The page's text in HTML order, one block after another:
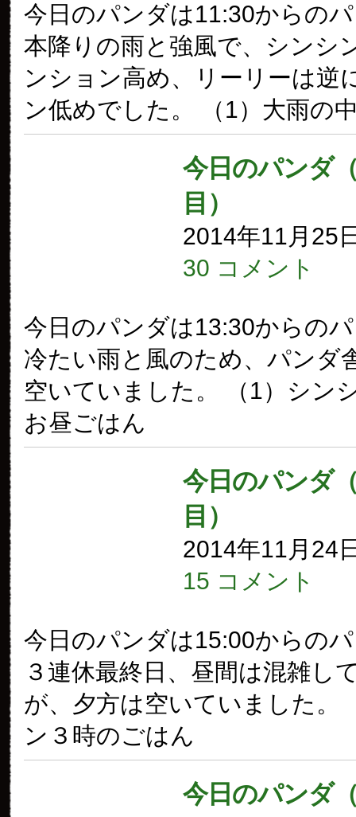
今日のパンダは11:30からの
本降りの雨と強風で、シンシ
ンション高め、リーリーは逆
ン低めでした。 （1）大雨の
今日のパンダ
目）
2014年11月25
30 コメント
今日のパンダは13:30からの
冷たい雨と風のため、パンダ
空いていました。 （1）シン
お昼ごはん
今日のパンダ
目）
2014年11月24
15 コメント
今日のパンダは15:00からの
３連休最終日、昼間は混雑し
が、夕方は空いていました。
ン３時のごはん
今日のパンダ